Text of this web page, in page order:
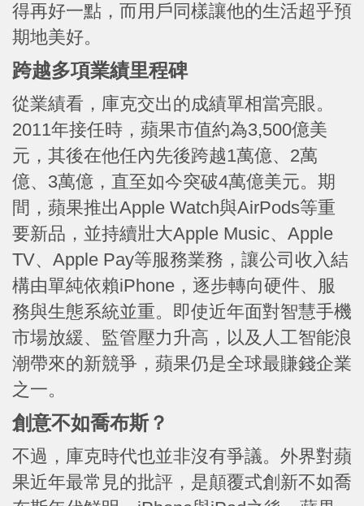
得再好一點，而用戶同樣讓他的生活超乎預
期地美好。
跨越多項業績里程碑
從業績看，庫克交出的成績單相當亮眼。
2011年接任時，蘋果市值約為3,500億美
元，其後在他任內先後跨越1萬億、2萬
億、3萬億，直至如今突破4萬億美元。期
間，蘋果推出Apple Watch與AirPods等重
要新品，並持續壯大Apple Music、Apple
TV、Apple Pay等服務業務，讓公司收入結
構由單純依賴iPhone，逐步轉向硬件、服
務與生態系統並重。即使近年面對智慧手機
市場放緩、監管壓力升高，以及人工智能浪
潮帶來的新競爭，蘋果仍是全球最賺錢企業
之一。
創意不如喬布斯？
不過，庫克時代也並非沒有爭議。外界對蘋
果近年最常見的批評，是顛覆式創新不如喬